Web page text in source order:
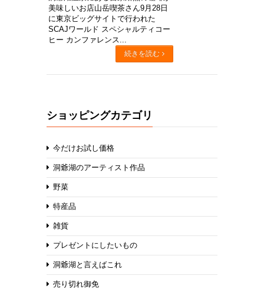
美味しいお店山岳喫茶さん9月28日
に東京ビッグサイトで行われた
SCAJワールド スペシャルティコー
ヒー カンファレンス...
続きを読む
ショッピングカテゴリ
今だけお試し価格
洞爺湖のアーティスト作品
野菜
特産品
雑貨
プレゼントにしたいもの
洞爺湖と言えばこれ
売り切れ御免